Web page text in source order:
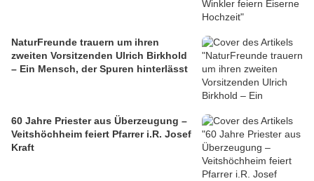
NaturFreunde trauern um ihren
zweiten Vorsitzenden Ulrich Birkhold
– Ein Mensch, der Spuren hinterlässt
60 Jahre Priester aus Überzeugung –
Veitshöchheim feiert Pfarrer i.R. Josef
Kraft